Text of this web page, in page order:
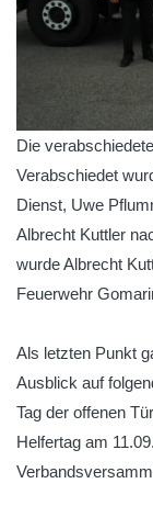
Die
Verabschiedet
Dienst, Uwe
Albrecht Kuttler
wurde Albrecht
Feuerwehr
Als letzten Punkt
Ausblick auf
Tag der offenen
Helfertag am